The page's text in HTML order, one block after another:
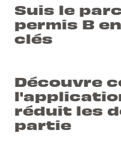
Suis le
permis B
clés
Découvre
réduit les
partie